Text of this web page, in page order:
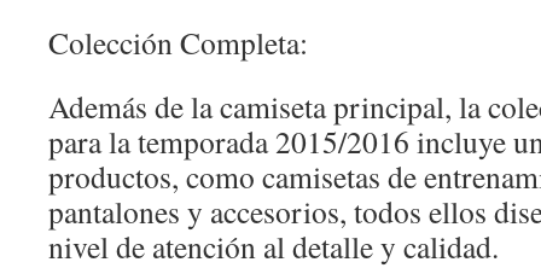
Colección Completa:
Además de la camiseta principal, la
para la temporada 2015/2016 incluye
productos, como camisetas de
pantalones y accesorios, todos ellos
nivel de atención al detalle y calidad.